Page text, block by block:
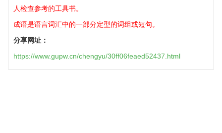
人检查参考的工具书。
成语是语言词汇中的一部分定型的词组或短句。
分享网址：
https://www.gupw.cn/chengyu/30ff06feaed52437.html